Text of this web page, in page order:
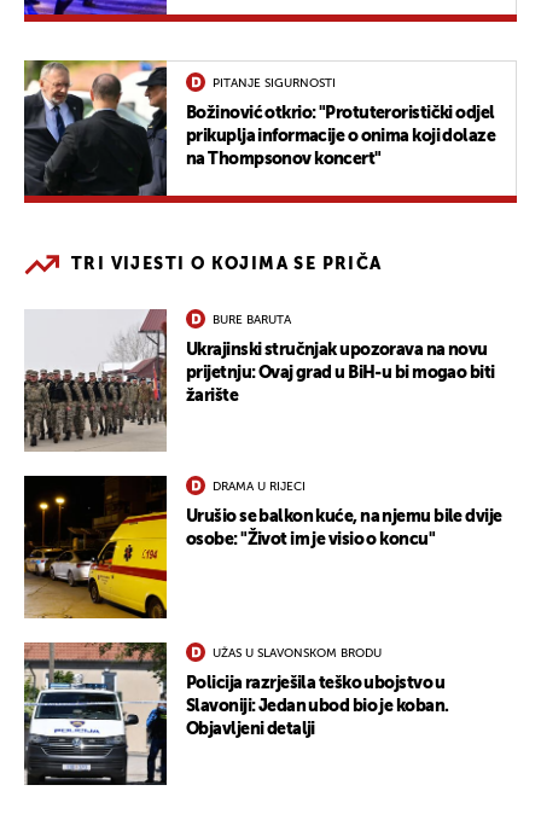
PITANJE SIGURNOSTI
Božinović otkrio: "Protuteroristički odjel
prikuplja informacije o onima koji dolaze
na Thompsonov koncert"
TRI VIJESTI O KOJIMA SE PRIČA
BURE BARUTA
Ukrajinski stručnjak upozorava na novu
prijetnju: Ovaj grad u BiH-u bi mogao biti
žarište
DRAMA U RIJECI
Urušio se balkon kuće, na njemu bile dvije
osobe: "Život im je visio o koncu"
UŽAS U SLAVONSKOM BRODU
Policija razrješila teško ubojstvo u
Slavoniji: Jedan ubod bio je koban.
Objavljeni detalji